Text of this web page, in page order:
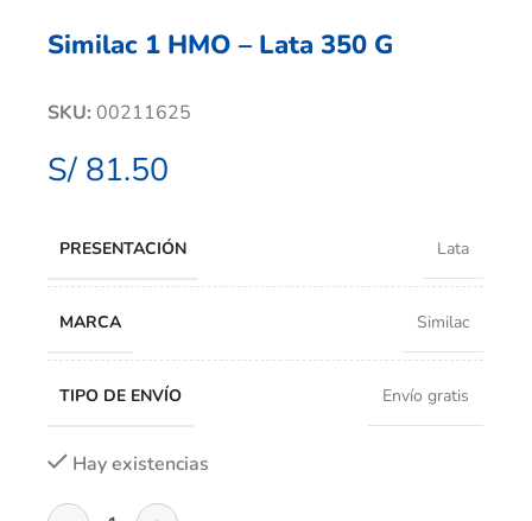
Similac 1 HMO – Lata 350 G
SKU: 00211625
S/ 81.50
PRESENTACIÓN Lata
MARCA Similac
TIPO DE ENVÍO Envío gratis
Hay existencias